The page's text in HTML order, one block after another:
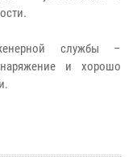
службы –
и хорошо